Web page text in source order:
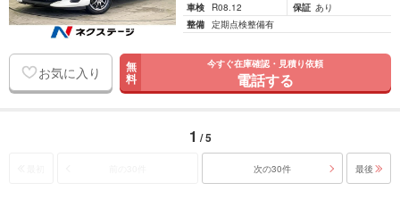
車検
R08.12 保証 あり
整備 定期点検整備有
お気に入り 無
料
今すぐ在庫確認・見積り依頼
電話する
1 / 5
次の30件 最後